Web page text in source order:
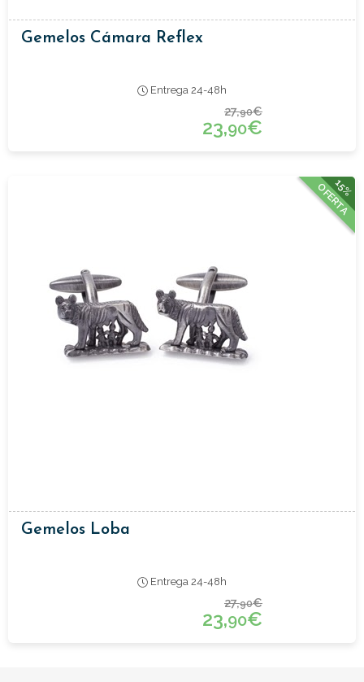
Gemelos Cámara Reflex
Entrega 24-48h
27,90€
23,90€
15%
OFERTA
Gemelos Loba
Entrega 24-48h
27,90€
23,90€